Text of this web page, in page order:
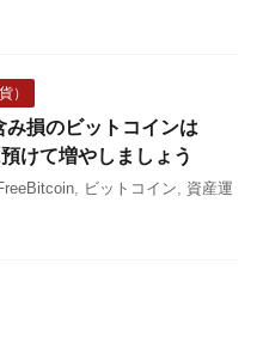
）
み損のビットコインは
けて増やしましょう
, ビットコイン, 資産運